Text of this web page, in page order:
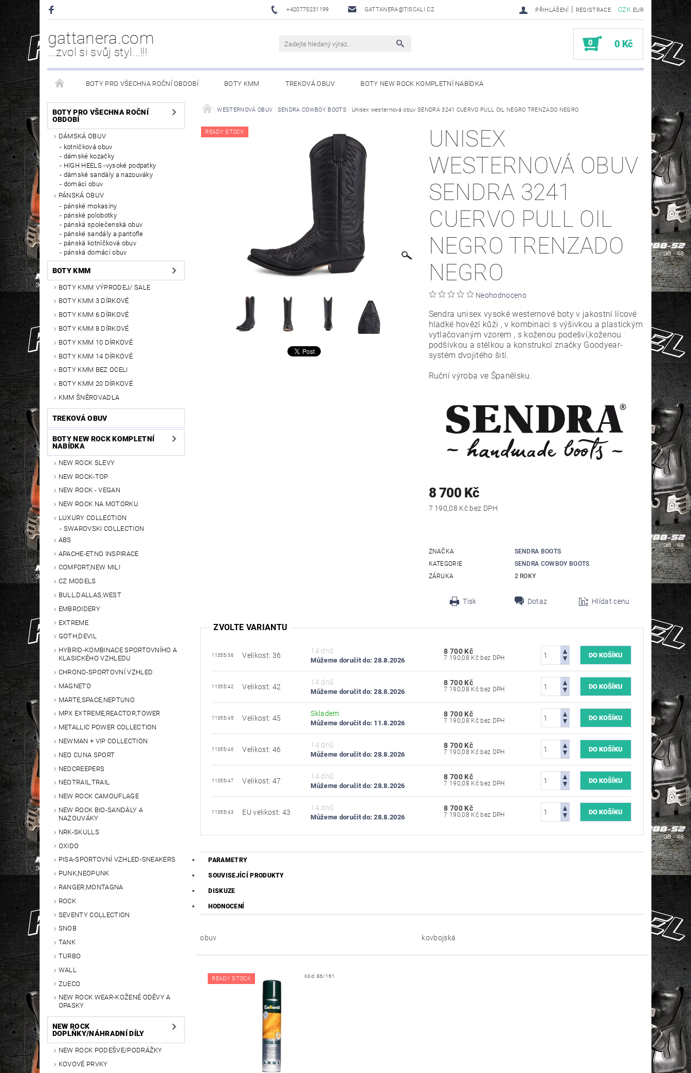
+420775231199 GATTANERA@TISCALI.CZ CZK EUR
PŘIHLÁŠENÍ | REGISTRACE
gattanera.com
...zvol si svůj styl...!!!
0 0 Kč
BOTY PRO VŠECHNA ROČNÍ OBDOBÍ BOTY KMM TREKOVÁ OBUV BOTY NEW ROCK KOMPLETNÍ NABÍDKA
NEW ROCK DOPLŇKY/NÁHRADNÍ DÍLY WESTERNOVÁ OBUV WESTERN BELTS /WESTERNOVÉ OPASKY/ BOTY SENDRA-SENDRA HANDMADE BIKER BOOTS
PÉČE O OBUV
BOTY PRO VŠECHNA ROČNÍ
OBDOBÍ
DÁMSKÁ OBUV
kotníčková obuv
dámské kozačky
HIGH HEELS -vysoké podpatky
dámské sandály a nazouváky
domácí obuv
PÁNSKÁ OBUV
pánské mokasíny
pánské polobotky
pánská společenská obuv
pánské sandály a pantofle
pánská kotníčková obuv
pánská domácí obuv
BOTY KMM
BOTY KMM VÝPRODEJ/ SALE
BOTY KMM 3 DÍRKOVÉ
BOTY KMM 6 DÍRKOVÉ
BOTY KMM 8 DÍRKOVÉ
BOTY KMM 10 DÍRKOVÉ
BOTY KMM 14 DÍRKOVÉ
BOTY KMM BEZ OCELI
BOTY KMM 20 DÍRKOVÉ
KMM ŠNĚROVADLA
TREKOVÁ OBUV
BOTY NEW ROCK KOMPLETNÍ
NABÍDKA
NEW ROCK SLEVY
NEW ROCK-TOP
NEW ROCK - VEGAN
NEW ROCK NA MOTORKU
LUXURY COLLECTION
SWAROVSKI COLLECTION
ABS
APACHE-ETNO INSPIRACE
COMFORT,NEW MILI
CZ MODELS
BULL,DALLAS,WEST
EMBROIDERY
EXTREME
GOTH,DEVIL
HYBRID-KOMBINACE SPORTOVNÍHO A
KLASICKÉHO VZHLEDU
CHRONO-SPORTOVNÍ VZHLED
MAGNETO
MARTE,SPACE,NEPTUNO
MPX EXTREME,REACTOR,TOWER
METALLIC POWER COLLECTION
NEWMAN + VIP COLLECTION
NEO CUNA SPORT
NEOCREEPERS
NEOTRAIL,TRAIL
NEW ROCK CAMOUFLAGE
NEW ROCK BIO-SANDÁLY A
NAZOUVÁKY
NRK-SKULLS
OXIDO
PISA-SPORTOVNÍ VZHLED-SNEAKERS
PUNK,NEOPUNK
RANGER,MONTAGNA
ROCK
SEVENTY COLLECTION
SNOB
TANK
TURBO
WALL
ZUECO
NEW ROCK WEAR-KOŽENÉ ODĚVY A
OPASKY
NEW ROCK
DOPLŇKY/NÁHRADNÍ DÍLY
NEW ROCK PODEŠVE/PODRÁŽKY
KOVOVÉ PRVKY
WESTERNOVÁ OBUV SENDRA COWBOY BOOTS Unisex westernová obuv SENDRA 3241 CUERVO PULL OIL NEGRO TRENZADO NEGRO
READY STOCK
UNISEX
WESTERNOVÁ OBUV
SENDRA 3241
CUERVO PULL OIL
NEGRO TRENZADO
NEGRO
Neohodnoceno
Sendra unisex vysoké westernové boty v jakostní lícové
hladké hovězí kůži , v kombinaci s výšivkou a plastickým
vytlačovaným vzorem , s koženou podešví,koženou
podšívkou a stélkou a konstrukcí značky Goodyear-
systém dvojitého šití.
Ruční výroba ve Španělsku.
8 700 Kč
7 190,08 Kč bez DPH
ZNAČKA
SENDRA BOOTS
KATEGORIE
SENDRA COWBOY BOOTS
ZÁRUKA
2 ROKY
Tisk Dotaz Hlídat cenu
ZVOLTE VARIANTU
11355/36 Velikost: 36
14 dnů
Můžeme doručit do: 28.8.2026
8 700 Kč
7 190,08 Kč bez DPH
11355/42 Velikost: 42
14 dnů
Můžeme doručit do: 28.8.2026
8 700 Kč
7 190,08 Kč bez DPH
11355/45 Velikost: 45
Skladem
Můžeme doručit do: 11.8.2026
8 700 Kč
7 190,08 Kč bez DPH
11355/46 Velikost: 46
14 dnů
Můžeme doručit do: 28.8.2026
8 700 Kč
7 190,08 Kč bez DPH
11355/47 Velikost: 47
14 dnů
Můžeme doručit do: 28.8.2026
8 700 Kč
7 190,08 Kč bez DPH
11355/43 EU velikost: 43
14 dnů
Můžeme doručit do: 28.8.2026
8 700 Kč
7 190,08 Kč bez DPH
PARAMETRY
SOUVISEJÍCÍ PRODUKTY
DISKUZE
HODNOCENÍ
obuv kovbojská
READY STOCK Kód: 86/161